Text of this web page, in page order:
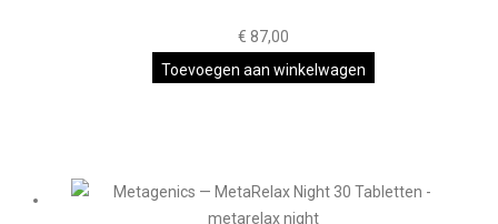
€ 87,00
Toevoegen aan winkelwagen